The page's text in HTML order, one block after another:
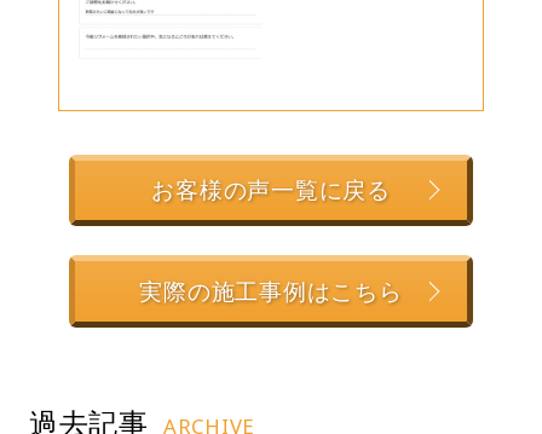
お客様の声一覧に戻る
実際の施工事例はこちら
過去記事 ARCHIVE